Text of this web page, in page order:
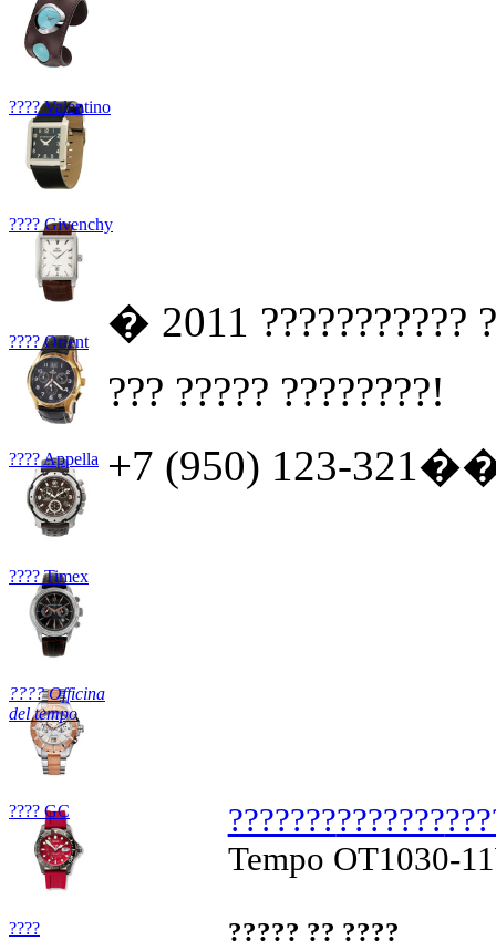
???? Valentino
???? Givenchy
???? Orient
???? Appella
???? Timex
???? Officina
del tempo
???? GC
????
??????????????
Tempo OT1030-
????? ?? ????
� 2011 ???????????
??? ????? ????????!
+7 (950) 123-